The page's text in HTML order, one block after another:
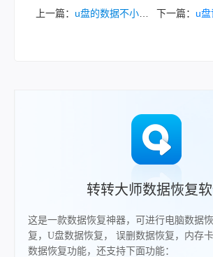
上一篇： u盘的数据不小心删除了怎么恢复？一文教会你恢复方法！ 下一篇： u盘误删的文
转转大师数据恢复
这是一款数据恢复神器，可进行电脑数据
复，U盘数据恢复， 误删数据恢复，内存
数据恢复功能，还支持下面功能：